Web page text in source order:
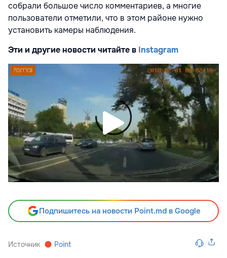
собрали большое число комментариев, а многие
пользователи отметили, что в этом районе нужно
установить камеры наблюдения.
Эти и другие новости читайте в Instagram
Подпишитесь на новости Point.md в Google
Источник Point